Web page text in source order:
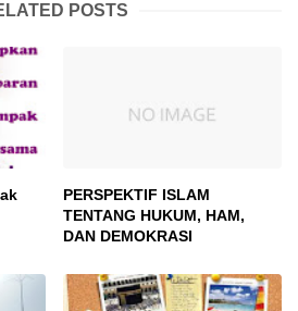
POSTS
PERSPEKTIF ISLAM
TENTANG HUKUM, HAM,
DAN DEMOKRASI